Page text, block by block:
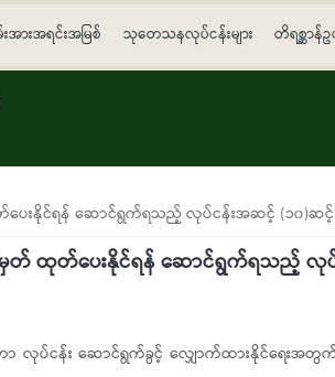
အားအရင်းအမြစ် သုတေသနလုပ်ငန်းများ တိရစ္ဆာန်ဥ
းနိုင်ရန် ဆောင်ရွက်ရသည့် လုပ်ငန်းအဆင့် (၁၀)ဆင့်
ထုတ်ပေးနိုင်ရန် ဆောင်ရွက်ရသည့် လု
ပ်ငန်း ဆောင်ရွက်ခွင့် လျှောက်ထားနိုင်ရေးအတွက်